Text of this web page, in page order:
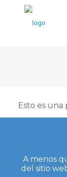
Esto es una
A menos
del sitio